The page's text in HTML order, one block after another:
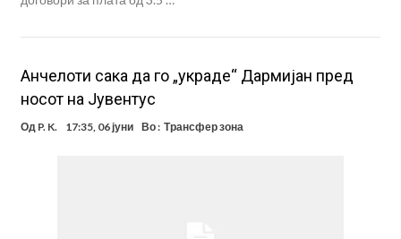
Анчелоти сака да го „украде“ Дармијан пред
носот на Јувентус
Од P. K. 17:35, 06 јуни Во : Трансфер зона